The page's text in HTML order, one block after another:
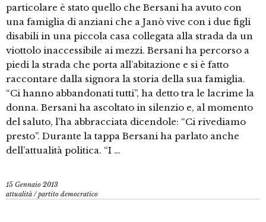
particolare è stato quello che Bersani ha avuto con
una famiglia di anziani che a Janò vive con i due figli
disabili in una piccola casa collegata alla strada da un
viottolo inaccessibile ai mezzi. Bersani ha percorso a
piedi la strada che porta all’abitazione e si è fatto
raccontare dalla signora la storia della sua famiglia.
“Ci hanno abbandonati tutti”, ha detto tra le lacrime la
donna. Bersani ha ascoltato in silenzio e, al momento
del saluto, l’ha abbracciata dicendole: “Ci rivediamo
presto”. Durante la tappa Bersani ha parlato anche
dell’attualità politica. “I …
15 Gennaio 2013
attualità /partito democratico